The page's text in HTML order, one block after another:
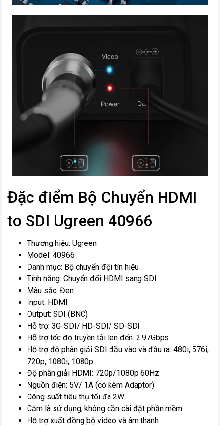
Đặc điểm Bộ Chuyển HDMI
to SDI Ugreen 40966
Thương hiệu: Ugreen
Model: 40966
Danh mục: Bộ chuyển đội tín hiệu
Tính năng: Chuyển đổi HDMI sang SDI
Màu sắc: Đen
Input: HDMI
Output: SDI (BNC)
Hỗ trợ: 3G-SDI/ HD-SDI/ SD-SDI
Hỗ trợ tốc độ truyền tải lên đến: 2.97Gbps
Hỗ trợ độ phân giải SDI đầu vào và đầu ra: 480i, 576i,
720p, 1080i, 1080p
Độ phân giải HDMI: 720p/1080p 60Hz
Nguồn điện: 5V/ 1A (có kèm Adaptor)
Công suất tiêu thụ tối đa 2W
Cắm là sử dụng, không cần cài đặt phần mềm
Hỗ trợ xuất đồng bộ video và âm thanh